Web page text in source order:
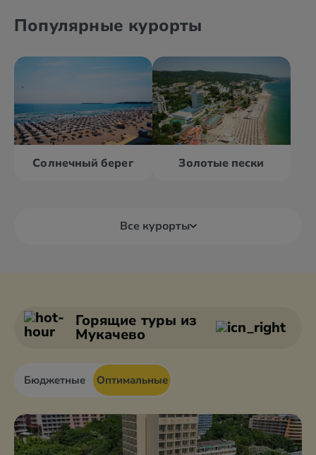
Популярные курорты
Солнечный берег Золотые пески
Все курорты
Балчик Боровец
Горящие туры из
Мукачево
Бюджетные Оптимальные